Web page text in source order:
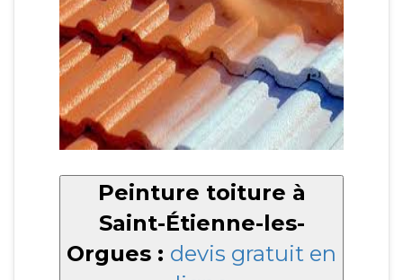
Peinture toiture à
Saint-Étienne-les-
Orgues : devis gratuit en